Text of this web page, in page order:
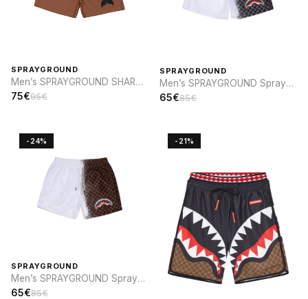
SPRAYGROUND
Men’s SPRAYGROUND SHARK
PARCH SWIM
75€95€
SPRAYGROUND
Men’s SPRAYGROUND Spray
sip SWIM
65€85€
-24%
SPRAYGROUND
Men’s SPRAYGROUND Spray
sip SWIM
65€85€
-21%